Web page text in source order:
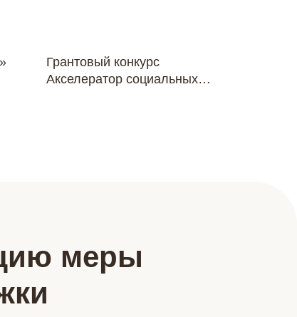
Грантовый конкурс
Акселератор социальных
меры